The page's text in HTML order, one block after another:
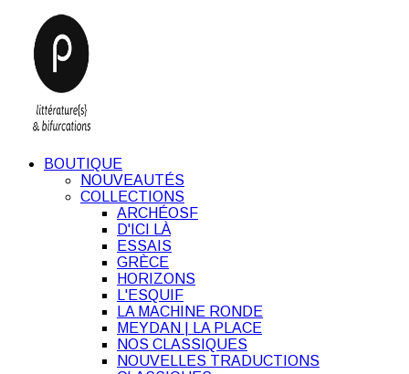
BOUTIQUE
NOUVEAUTÉS
COLLECTIONS
ARCHÉOSF
D'ICI LÀ
ESSAIS
GRÈCE
HORIZONS
L'ESQUIF
LA MACHINE RONDE
MEYDAN | LA PLACE
NOS CLASSIQUES
NOUVELLES TRADUCTIONS